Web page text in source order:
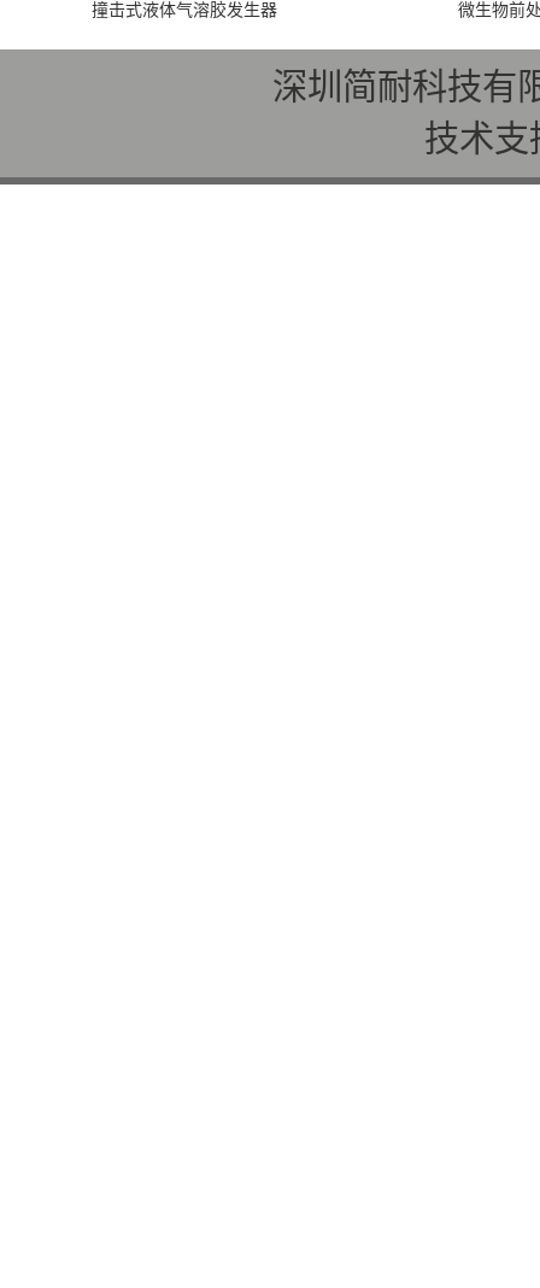
撞击式液体气溶胶发生器 微生物前
深圳简耐科技有
技术